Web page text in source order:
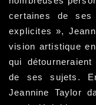
certaines de
explicites »,
vision artistique
qui
de ses sujets.
Jeannine Taylor